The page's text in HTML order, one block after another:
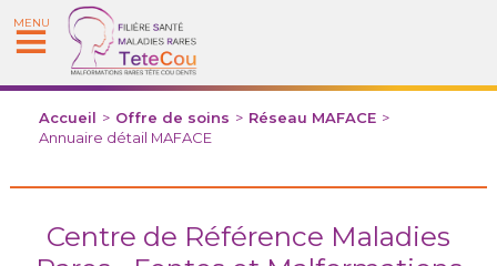
MENU
Accueil > Offre de soins > Réseau MAFACE >
Annuaire détail MAFACE
Centre de Référence Maladies